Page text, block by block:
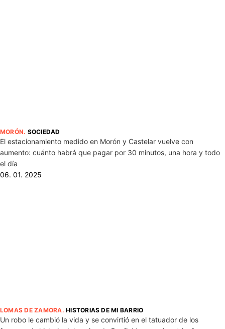
MORÓN. SOCIEDAD
El estacionamiento medido en Morón y Castelar vuelve con
aumento: cuánto habrá que pagar por 30 minutos, una hora y todo
el día
06. 01. 2025
LOMAS DE ZAMORA.HISTORIAS DE MI BARRIO
Un robo le cambió la vida y se convirtió en el tatuador de los